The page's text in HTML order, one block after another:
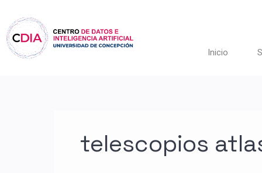
contenido
Inicio
telescopios